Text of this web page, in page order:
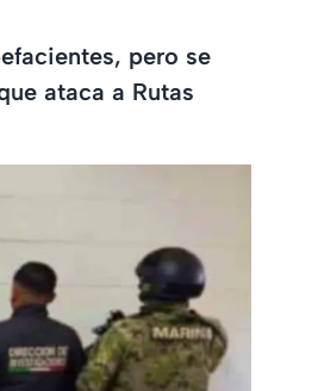
pero se
ataca a Rutas